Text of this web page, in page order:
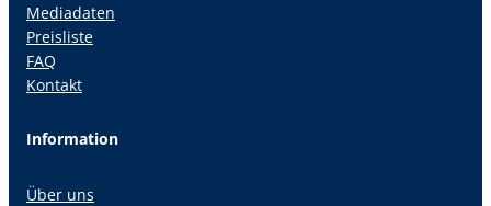
Mediadaten
Preisliste
FAQ
Kontakt
Information
Über uns